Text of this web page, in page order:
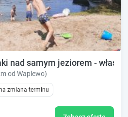
nad samym jeziorem -
od Waplewo)
zmiana terminu